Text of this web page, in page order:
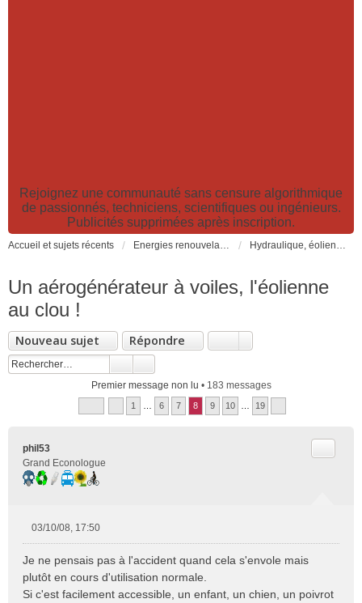
Rejoignez une communauté sans censure algorithmique
de passionnés, techniciens, scientifiques ou ingénieurs.
Publicités supprimées après inscription.
Accueil et sujets récents Energies renouvelables et fossiles, énergie solaire, biocarburants et changement climatique Hydraulique, éoliennes, géothermie, énergies marines, biogaz...
Un aérogénérateur à voiles, l'éolienne
au clou !
Nouveau sujet Répondre
Premier message non lu • 183 messages
1 6 7 8 9 10 19
phil53
Grand Econologue
s
s
a
03/10/08, 17:50
Je ne pensais pas à l'accident quand cela s'envole mais
plutôt en cours d'utilisation normale.
Si c'est facilement accessible, un enfant, un chien, un poivrot